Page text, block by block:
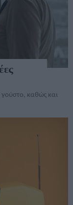
καθώς και